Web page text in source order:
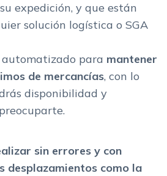
expedición, y que están
solución logística o SGA
para mantener
de mercancías, con lo
disponibilidad y
sin errores y con
desplazamientos como la